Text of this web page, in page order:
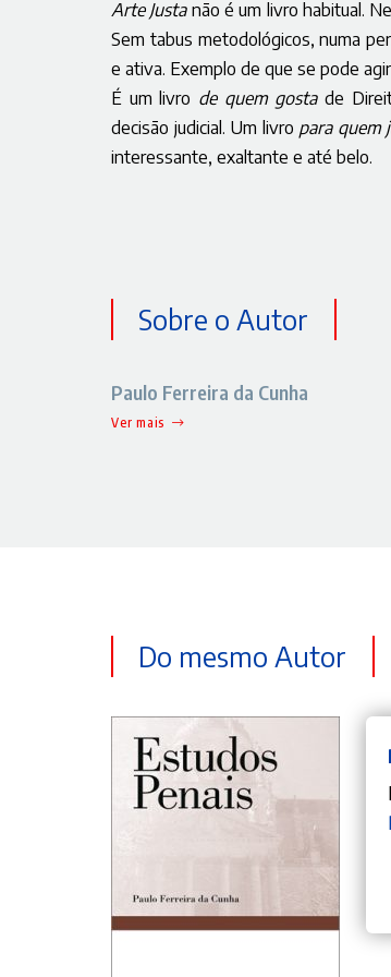
Arte Justanão é um livro habitual.
Sem tabus metodológicos, numa
e ativa. Exemplo de que se pode
É um livro de quem gostade
decisão judicial. Um livro para quem
interessante, exaltante e até belo.
Sobre o Autor
Paulo Ferreira da Cunha
Ver mais
Do mesmo Autor